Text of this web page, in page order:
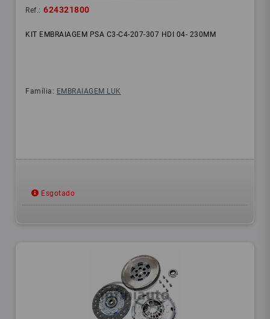
Ref.: 624321800
KIT EMBRAIAGEM PSA C3-C4-207-307 HDI 04- 230MM
Família: EMBRAIAGEM LUK
Esgotado